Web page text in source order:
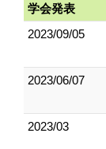
学会発表
2023/09/05
2023/06/07
2023/03